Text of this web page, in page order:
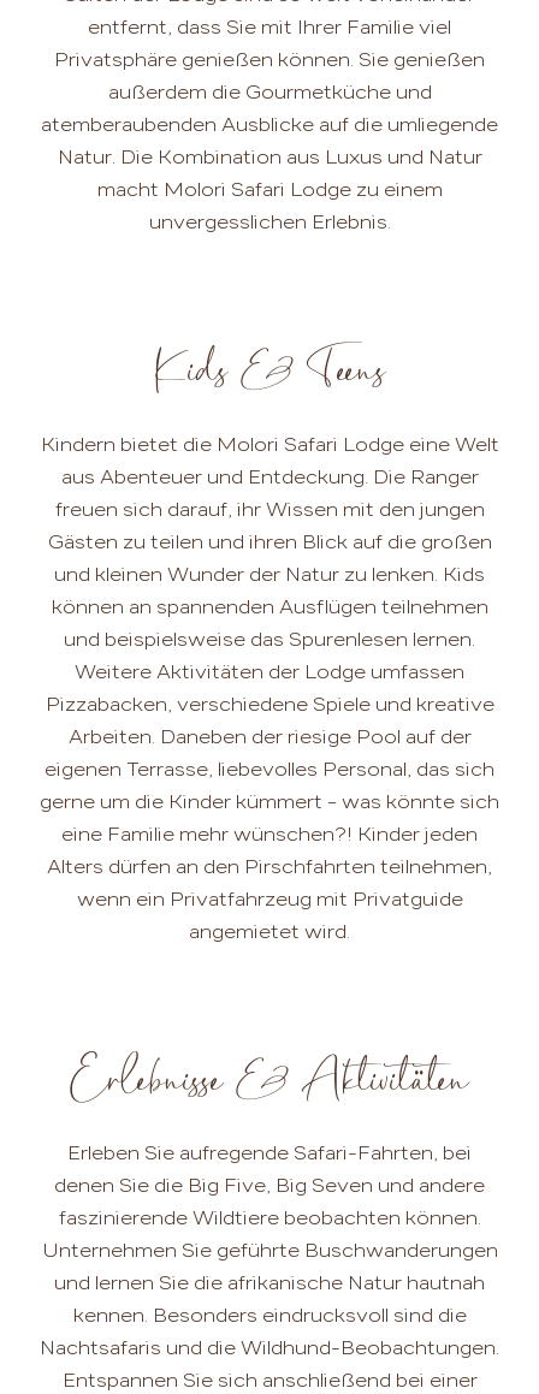
entfernt, dass Sie mit Ihrer Familie viel
Privatsphäre genießen können. Sie genießen
außerdem die Gourmetküche und
atemberaubenden Ausblicke auf die umliegende
Natur. Die Kombination aus Luxus und Natur
macht Molori Safari Lodge zu einem
unvergesslichen Erlebnis.
Kids & Teens
Kindern bietet die Molori Safari Lodge eine Welt
aus Abenteuer und Entdeckung. Die Ranger
freuen sich darauf, ihr Wissen mit den jungen
Gästen zu teilen und ihren Blick auf die großen
und kleinen Wunder der Natur zu lenken. Kids
können an spannenden Ausflügen teilnehmen
und beispielsweise das Spurenlesen lernen.
Weitere Aktivitäten der Lodge umfassen
Pizzabacken, verschiedene Spiele und kreative
Arbeiten. Daneben der riesige Pool auf der
eigenen Terrasse, liebevolles Personal, das sich
gerne um die Kinder kümmert – was könnte sich
eine Familie mehr wünschen?! Kinder jeden
Alters dürfen an den Pirschfahrten teilnehmen,
wenn ein Privatfahrzeug mit Privatguide
angemietet wird.
Erlebnisse & Aktivitäten
Erleben Sie aufregende Safari-Fahrten, bei
denen Sie die Big Five, Big Seven und andere
faszinierende Wildtiere beobachten können.
Unternehmen Sie geführte Buschwanderungen
und lernen Sie die afrikanische Natur hautnah
kennen. Besonders eindrucksvoll sind die
Nachtsafaris und die Wildhund-Beobachtungen.
Entspannen Sie sich anschließend bei einer